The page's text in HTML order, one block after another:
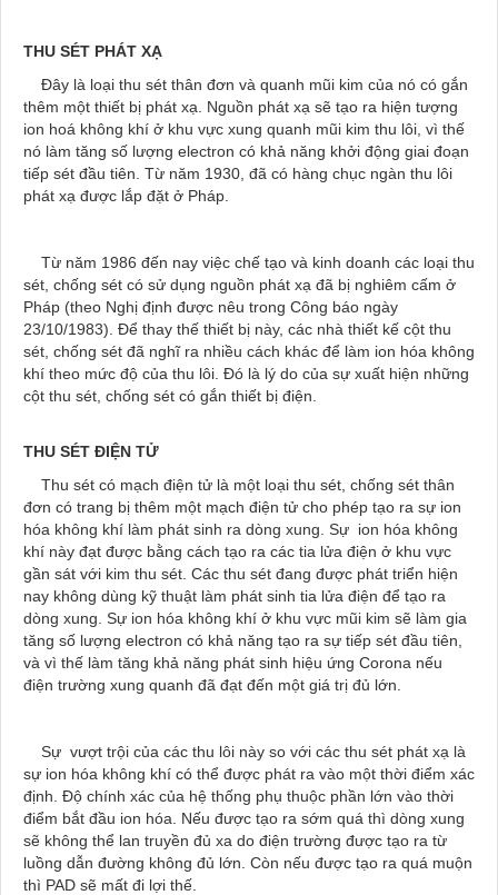
THU SÉT PHÁT XẠ
Đây là loại thu sét thân đơn và quanh mũi kim của nó có gắn
thêm một thiết bị phát xạ. Nguồn phát xạ sẽ tạo ra hiện tượng
ion hoá không khí ở khu vực xung quanh mũi kim thu lôi, vì thế
nó làm tăng số lượng electron có khả năng khởi động giai đoạn
tiếp sét đầu tiên. Từ năm 1930, đã có hàng chục ngàn thu lôi
phát xạ được lắp đặt ở Pháp.
Từ năm 1986 đến nay việc chế tạo và kinh doanh các loại thu
sét, chống sét có sử dụng nguồn phát xạ đã bị nghiêm cấm ở
Pháp (theo Nghị định được nêu trong Công báo ngày
23/10/1983). Để thay thế thiết bị này, các nhà thiết kế cột thu
sét, chống sét đã nghĩ ra nhiều cách khác để làm ion hóa không
khí theo mức độ của thu lôi. Đó là lý do của sự xuất hiện những
cột thu sét, chống sét có gắn thiết bị điện.
THU SÉT ĐIỆN TỬ
Thu sét có mạch điện tử là một loại thu sét, chống sét thân
đơn có trang bị thêm một mạch điện tử cho phép tạo ra sự ion
hóa không khí làm phát sinh ra dòng xung. Sự ion hóa không
khí này đạt được bằng cách tạo ra các tia lửa điện ở khu vực
gần sát với kim thu sét. Các thu sét đang được phát triển hiện
nay không dùng kỹ thuật làm phát sinh tia lửa điện để tạo ra
dòng xung. Sự ion hóa không khí ở khu vực mũi kim sẽ làm gia
tăng số lượng electron có khả năng tạo ra sự tiếp sét đầu tiên,
và vì thế làm tăng khả năng phát sinh hiệu ứng Corona nếu
điện trường xung quanh đã đạt đến một giá trị đủ lớn.
Sự vượt trội của các thu lôi này so với các thu sét phát xạ là
sự ion hóa không khí có thể được phát ra vào một thời điểm xác
định. Độ chính xác của hệ thống phụ thuộc phần lớn vào thời
điểm bắt đầu ion hóa. Nếu được tạo ra sớm quá thì dòng xung
sẽ không thể lan truyền đủ xa do điện trường được tạo ra từ
luồng dẫn đường không đủ lớn. Còn nếu được tạo ra quá muộn
thì PAD sẽ mất đi lợi thế.